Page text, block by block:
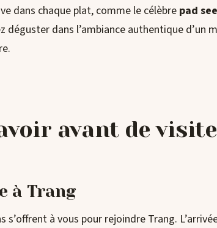
dans chaque plat, comme le célèbrepad
déguster dans l’ambiance authentique d’un
avant de
à Trang
s’offrent à vous pour rejoindre Trang.